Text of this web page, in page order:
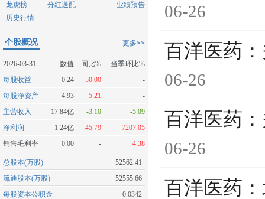
龙虎榜
分红送配
业绩预告
历史行情
更多>>
个股概况
2026-03-31 数值 同比%
当季环比%
每股收益
0.24 50.00
-
每股净资产
4.93 5.21
-
主营收入
17.84亿 -3.10
-5.09
净利润
1.24亿 45.79
7207.05
销售毛利率
0.00 - 4.38
总股本(万股)
52562.41
流通股本(万股)
52555.66
每股资本公积金
0.0342
06-26
百洋医药
06-26
百洋医药
06-26
百洋医药